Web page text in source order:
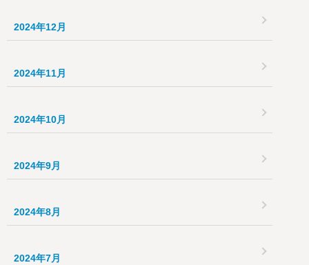
2024年12月
2024年11月
2024年10月
2024年9月
2024年8月
2024年7月